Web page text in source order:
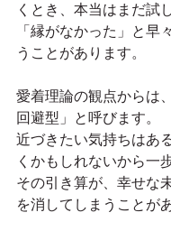
くとき、本当はまだ試
「縁がなかった」と早
うことがあります。
愛着理論の観点からは
回避型」と呼びます。
近づきたい気持ちはあ
くかもしれないから一
その引き算が、幸せな
を消してしまうことが